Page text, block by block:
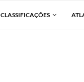
CLASSIFICAÇÕES